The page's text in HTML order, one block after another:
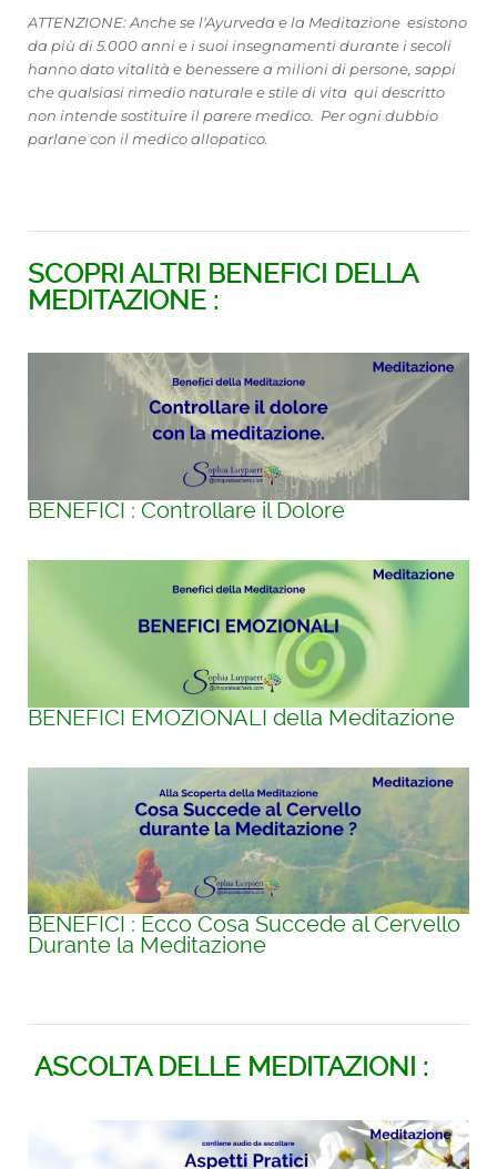
ATTENZIONE: Anche se l'Ayurveda e la Meditazione esistono
da più di 5.000 anni e i suoi insegnamenti durante i secoli
hanno dato vitalità e benessere a milioni di persone, sappi
che qualsiasi rimedio naturale e stile di vita qui descritto
non intende sostituire il parere medico. Per ogni dubbio
parlane con il medico allopatico.
SCOPRI ALTRI BENEFICI DELLA
MEDITAZIONE :
BENEFICI : Controllare il Dolore
BENEFICI EMOZIONALI della Meditazione
BENEFICI : Ecco Cosa Succede al Cervello
Durante la Meditazione
ASCOLTA DELLE MEDITAZIONI :